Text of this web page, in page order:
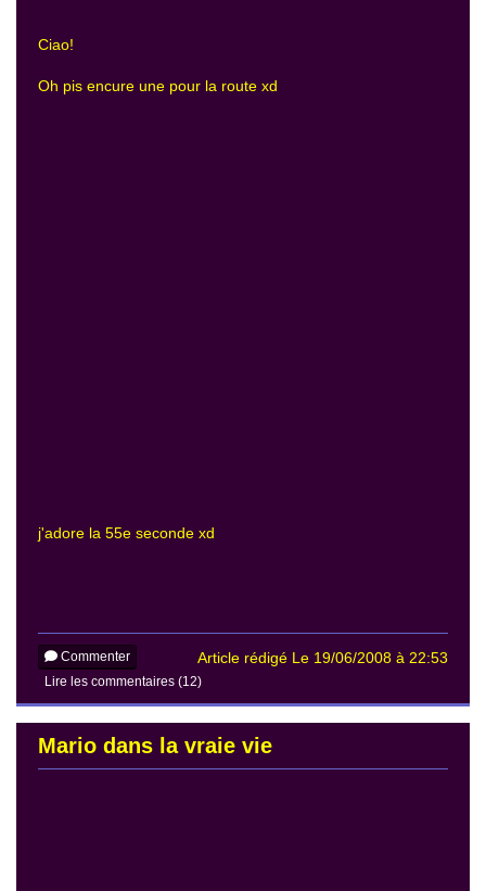
Ciao!
Oh pis encure une pour la route xd
j'adore la 55e seconde xd
Article rédigé Le 19/06/2008 à 22:53
Commenter
Lire les commentaires (12)
Mario dans la vraie vie